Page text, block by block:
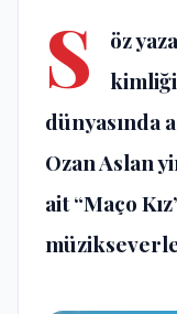
S
öz
dünyasında
Ozan Aslan
ait “Maço